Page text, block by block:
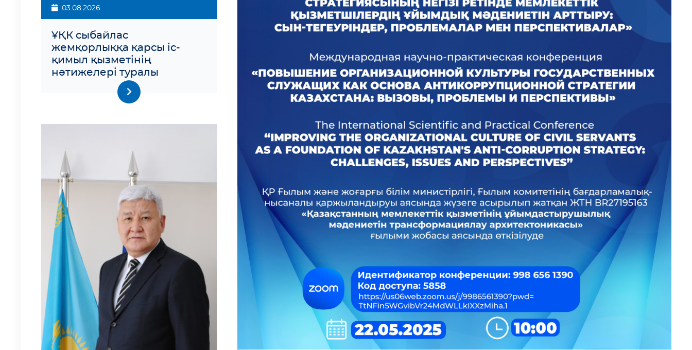
03.08.2026
ҰҚК сыбайлас
жемқорлыққа қарсы іс-
қимыл қызметінің
нәтижелері туралы